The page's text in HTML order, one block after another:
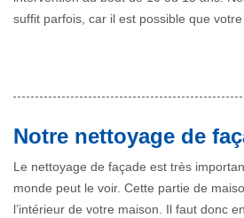
suffit parfois, car il est possible que
Notre nettoyage de
Le nettoyage de façade est très
monde peut le voir. Cette partie de
l’intérieur de votre maison. Il faut donc